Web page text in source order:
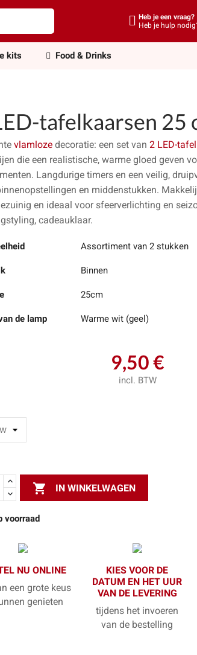
Heb je een vraag?
Heb je hulp
kits Food & Drinks
tafelkaarsen 25
vlamloze decoratie: een set van 2 LED-
die een realistische, warme gloed geven
Langdurige timers en een veilig,
en middenstukken.
en ideaal voor sfeerverlichting en
cadeauklaar.
Assortiment van 2 stukken
Binnen
25cm
de lamp Warme wit (geel)
9,50 €
incl. BTW
 IN WINKELWAGEN
voorraad
NU ONLINE
een grote keus
genieten
KIES VOOR DE
DATUM EN HET UUR
VAN DE LEVERING
tijdens het invoeren
van de bestelling